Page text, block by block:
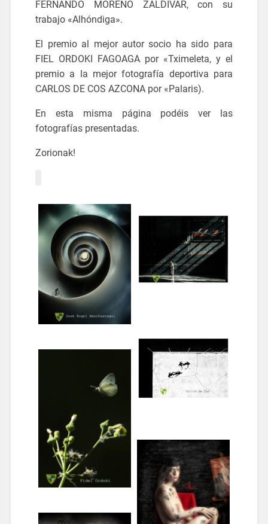
FERNANDO MORENO ZALDIVAR, con su
trabajo «Alhóndiga».
El premio al mejor autor socio ha sido para
FIEL ORDOKI FAGOAGA por «Tximeleta, y el
premio a la mejor fotografía deportiva para
CARLOS DE COS AZCONA por «Palaris).
En esta misma página podéis ver las
fotografías presentadas.
Zorionak!